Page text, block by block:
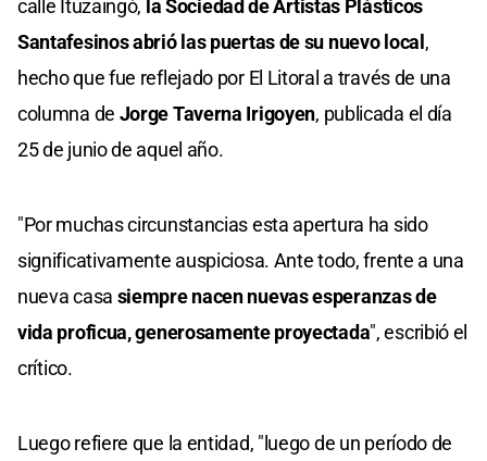
calle Ituzaingó, la Sociedad de Artistas Plásticos
Santafesinos abrió las puertas de su nuevo local ,
hecho que fue reflejado por El Litoral a través de una
columna de Jorge Taverna Irigoyen, publicada el día
25 de junio de aquel año.
"Por muchas circunstancias esta apertura ha sido
significativamente auspiciosa. Ante todo, frente a una
nueva casa siempre nacen nuevas esperanzas de
vida proficua, generosamente proyectada", escribió el
crítico.
Luego refiere que la entidad, "luego de un período de